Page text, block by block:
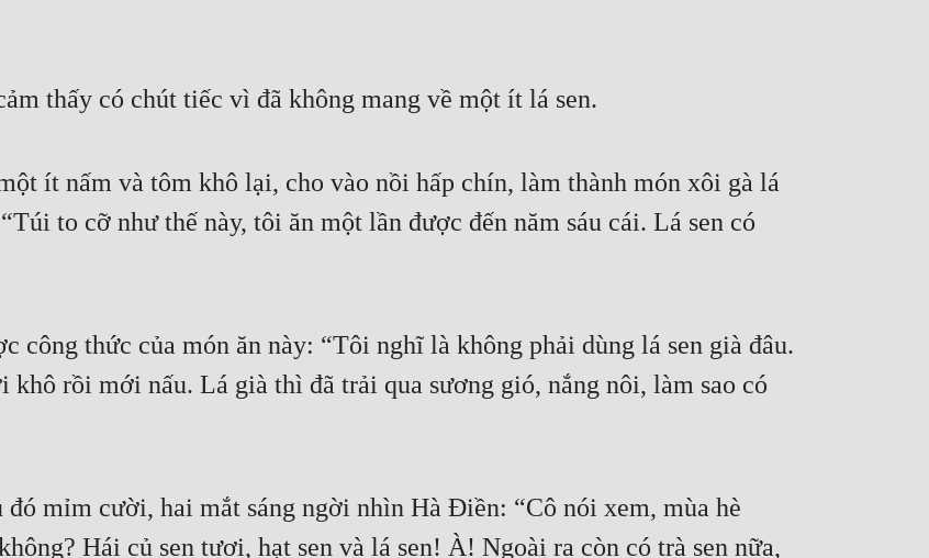
thấy có chút tiếc vì đã không mang về một ít lá sen.
ít nấm và tôm khô lại, cho vào nồi hấp chín, làm thành món xôi gà lá
to cỡ như thế này, tôi ăn một lần được đến năm sáu cái. Lá sen có
công thức của món ăn này: “Tôi nghĩ là không phải dùng lá sen già đâu.
khô rồi mới nấu. Lá già thì đã trải qua sương gió, nắng nôi, làm sao có
mỉm cười, hai mắt sáng ngời nhìn Hà Điền: “Cô nói xem, mùa hè
Hái củ sen tươi, hạt sen và lá sen! À! Ngoài ra còn có trà sen nữa,